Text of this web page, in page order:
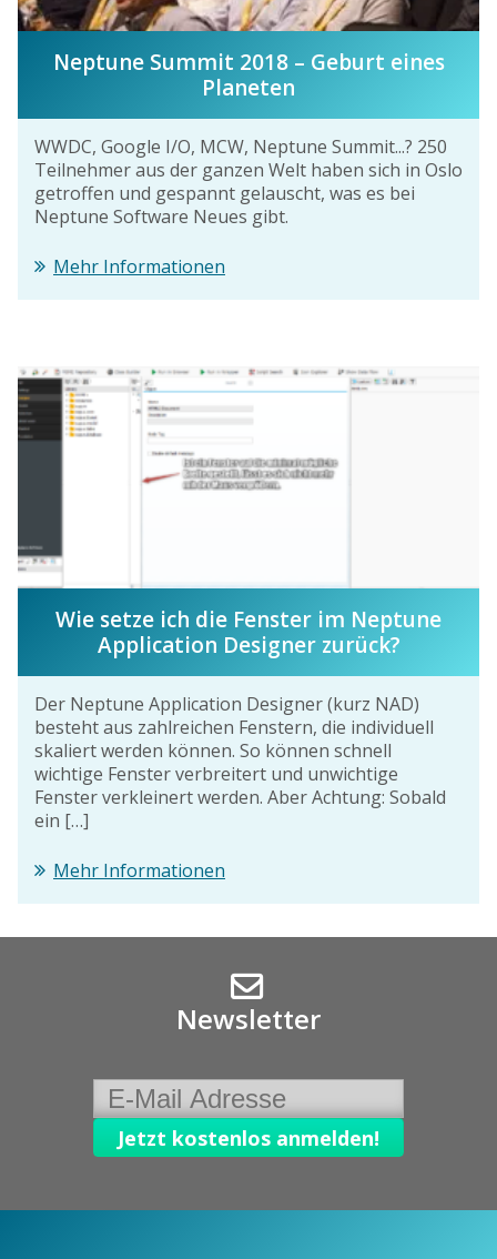
Neptune Summit 2018 – Geburt eines
Planeten
WWDC, Google I/O, MCW, Neptune Summit...? 250
Teilnehmer aus der ganzen Welt haben sich in Oslo
getroffen und gespannt gelauscht, was es bei
Neptune Software Neues gibt.
Mehr Informationen
Wie setze ich die Fenster im Neptune
Application Designer zurück?
Der Neptune Application Designer (kurz NAD)
besteht aus zahlreichen Fenstern, die individuell
skaliert werden können. So können schnell
wichtige Fenster verbreitert und unwichtige
Fenster verkleinert werden. Aber Achtung: Sobald
ein […]
Mehr Informationen
Newsletter